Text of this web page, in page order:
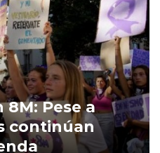
Pese a
continúan